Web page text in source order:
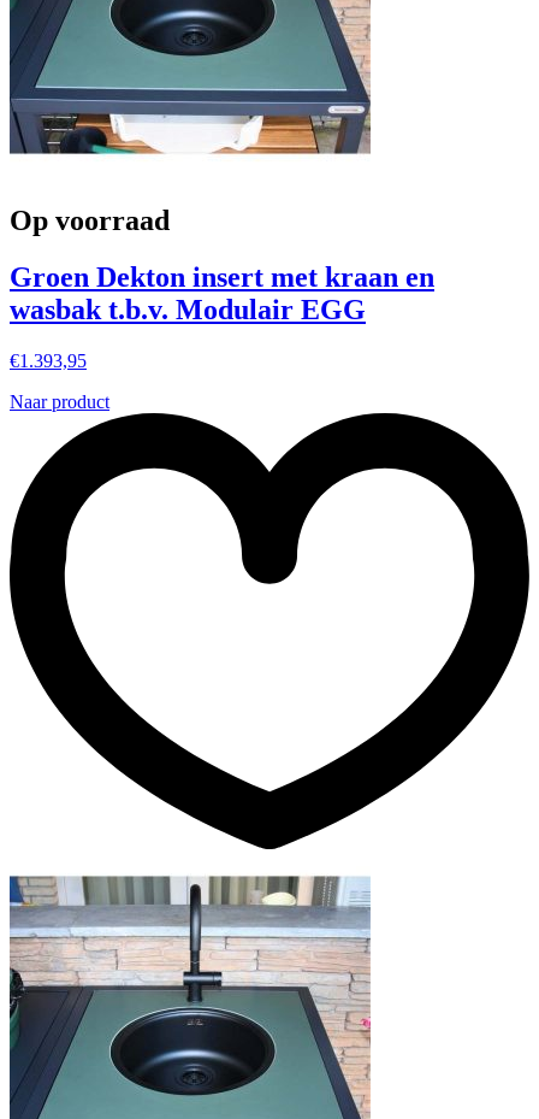
Op voorraad
Groen Dekton insert met kraan en
wasbak t.b.v. Modulair EGG
€1.393,95
Naar product